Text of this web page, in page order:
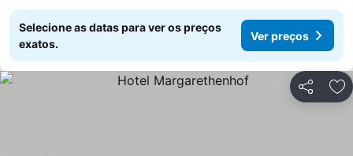
Selecione as datas para ver os preços
exatos.
Ver preços
Partilhar